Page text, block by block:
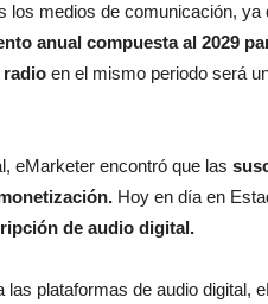
los medios de comunicación,
anual compuesta al 2029
radio en el mismo periodo será
eMarketer encontró que las
Hoy en día en
de audio digital.
plataformas de audio digital,